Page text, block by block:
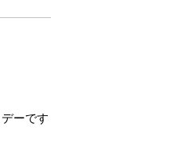
ーです